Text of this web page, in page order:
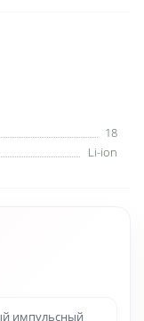
18
Li-ion
импульсный